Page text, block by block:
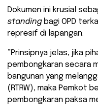
Dokumen ini krusial
standing bagi OPD
represif di lapangan.
​”Prinsipnya jelas, jika
pembongkaran secara
bangunan yang
(RTRW), maka Pemkot
pembongkaran paksa